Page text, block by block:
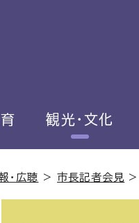
観光・文化
・広聴 >市長記者会見 >